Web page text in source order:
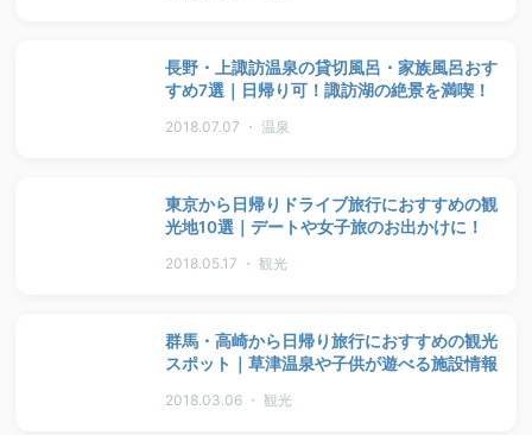
長野・上諏訪温泉の貸切風呂・家族風呂おす
すめ7選｜日帰り可！諏訪湖の絶景を満喫！
2018.07.07 ・ 温泉
東京から日帰りドライブ旅行におすすめの観
光地10選｜デートや女子旅のお出かけに！
2018.05.17 ・ 観光
群馬・高崎から日帰り旅行におすすめの観光
スポット｜草津温泉や子供が遊べる施設情報
2018.03.06 ・ 観光